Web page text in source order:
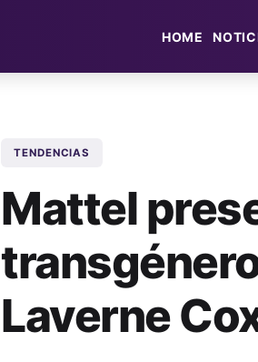
HOME
TENDENCIAS
Mattel
Laverne